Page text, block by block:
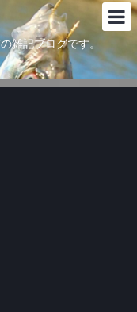
雑記ブログです。